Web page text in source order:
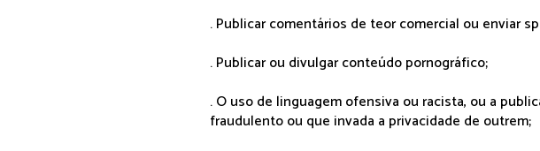
. Publicar comentários de teor comercial ou enviar
. Publicar ou divulgar conteúdo pornográfico;
. O uso de linguagem ofensiva ou racista, ou a
fraudulento ou que invada a privacidade de outrem;